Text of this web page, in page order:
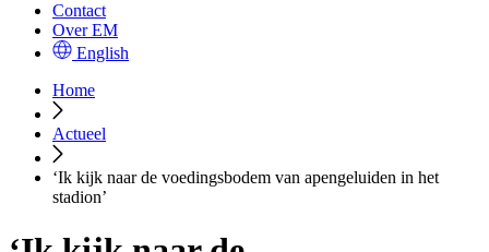
Contact
Over EM
English
Home
Actueel
‘Ik kijk naar de voedingsbodem van apengeluiden in het
stadion’